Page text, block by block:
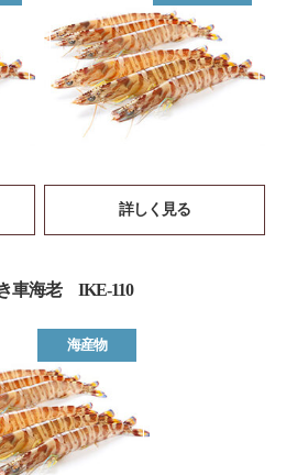
詳しく見る
車海老 IKE-110
海産物